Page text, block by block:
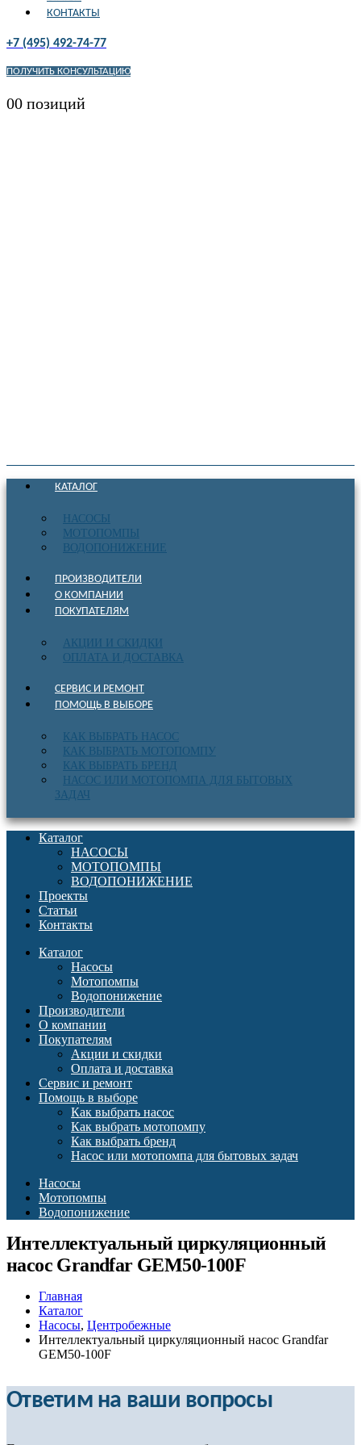
КОНТАКТЫ
+7 (495) 492-74-77
ПОЛУЧИТЬ КОНСУЛЬТАЦИЮ
00 позиций
КАТАЛОГ
НАСОСЫ
МОТОПОМПЫ
ВОДОПОНИЖЕНИЕ
ПРОИЗВОДИТЕЛИ
О КОМПАНИИ
ПОКУПАТЕЛЯМ
АКЦИИ И СКИДКИ
ОПЛАТА И ДОСТАВКА
СЕРВИС И РЕМОНТ
ПОМОЩЬ В ВЫБОРЕ
КАК ВЫБРАТЬ НАСОС
КАК ВЫБРАТЬ МОТОПОМПУ
КАК ВЫБРАТЬ БРЕНД
НАСОС ИЛИ МОТОПОМПА ДЛЯ БЫТОВЫХ
ЗАДАЧ
Каталог
НАСОСЫ
МОТОПОМПЫ
ВОДОПОНИЖЕНИЕ
Проекты
Статьи
Контакты
Каталог
Насосы
Мотопомпы
Водопонижение
Производители
О компании
Покупателям
Акции и скидки
Оплата и доставка
Сервис и ремонт
Помощь в выборе
Как выбрать насос
Как выбрать мотопомпу
Как выбрать бренд
Насос или мотопомпа для бытовых задач
Насосы
Мотопомпы
Водопонижение
Интеллектуальный циркуляционный
насос Grandfar GEM50-100F
Главная
Каталог
Насосы, Центробежные
Интеллектуальный циркуляционный насос Grandfar
GEM50-100F
Ответим на ваши вопросы